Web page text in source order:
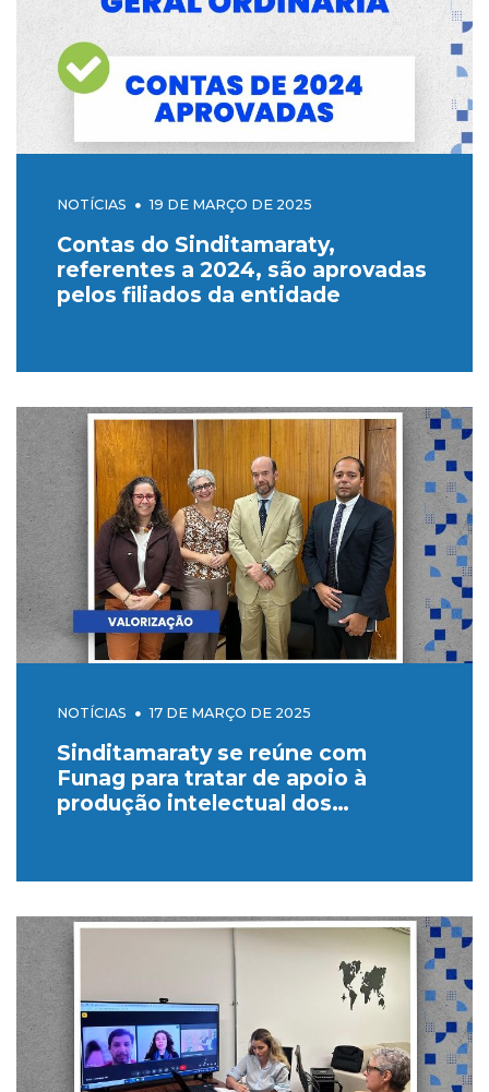
NOTÍCIAS 19 DE MARÇO DE 2025
Contas do Sinditamaraty,
referentes a 2024, são aprovadas
pelos filiados da entidade
NOTÍCIAS 17 DE MARÇO DE 2025
Sinditamaraty se reúne com
Funag para tratar de apoio à
produção intelectual dos